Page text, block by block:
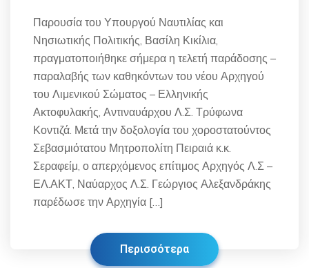
Παρουσία του Υπουργού Ναυτιλίας και
Νησιωτικής Πολιτικής, Βασίλη Κικίλια,
πραγματοποιήθηκε σήμερα η τελετή παράδοσης –
παραλαβής των καθηκόντων του νέου Αρχηγού
του Λιμενικού Σώματος – Ελληνικής
Ακτοφυλακής, Αντιναυάρχου Λ.Σ. Τρύφωνα
Κοντιζά. Μετά την δοξολογία του χοροστατούντος
Σεβασμιότατου Μητροπολίτη Πειραιά κ.κ.
Σεραφείμ, ο απερχόμενος επίτιμος Αρχηγός Λ.Σ –
ΕΛ.ΑΚΤ, Ναύαρχος Λ.Σ. Γεώργιος Αλεξανδράκης
παρέδωσε την Αρχηγία […]
Περισσότερα